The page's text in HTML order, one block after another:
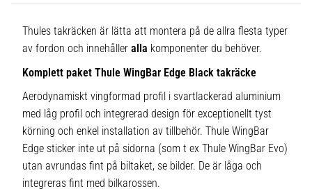
Thules takräcken är lätta att montera på de allra flesta typer
av fordon och innehåller alla komponenter du behöver.
Komplett paket Thule WingBar Edge Black takräcke
Aerodynamiskt vingformad profil i svartlackerad aluminium
med låg profil och integrerad design för exceptionellt tyst
körning och enkel installation av tillbehör. Thule WingBar
Edge sticker inte ut på sidorna (som t ex Thule WingBar Evo)
utan avrundas fint på biltaket, se bilder. De är låga och
integreras fint med bilkarossen.